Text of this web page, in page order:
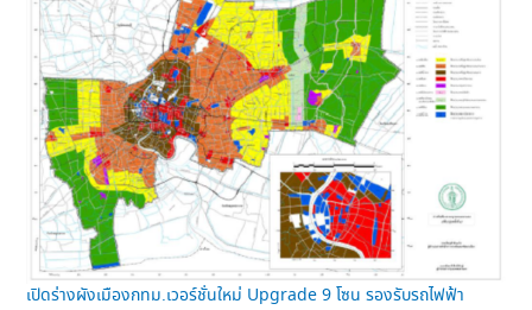
เปิดร่างผังเมืองกทม.เวอร์ชั่นใหม่ Upgrade 9 โซน รองรับรถไฟฟ้า